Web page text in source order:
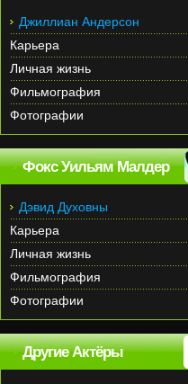
Джиллиан Андерсон
Карьера
Личная жизнь
Фильмография
Фотографии
Фокс Уильям Малдер
Дэвид Духовны
Карьера
Личная жизнь
Фильмография
Фотографии
Другие Актёры